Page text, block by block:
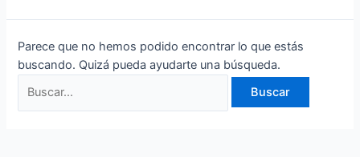
Parece que no hemos podido encontrar lo que estás
buscando. Quizá pueda ayudarte una búsqueda.